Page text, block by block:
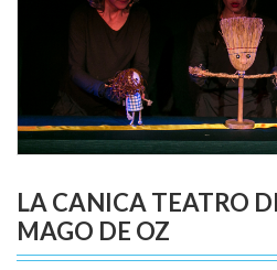
LA CANICA TEATRO
MAGO DE OZ